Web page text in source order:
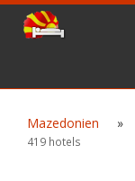
Mazedonien
419 hotels
»